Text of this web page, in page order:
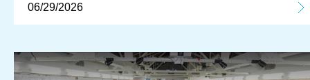
06/29/2026